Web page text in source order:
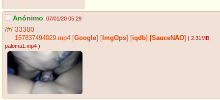
Anónimo 07/01/20 05:29
/#/ 33380
157837494029.mp4 Google ImgOps iqdb SauceNAO ( 2.31MB
paloma1.mp4 )